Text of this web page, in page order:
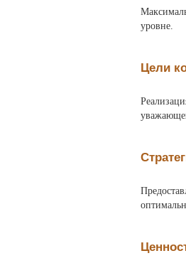
уровне.
Цели